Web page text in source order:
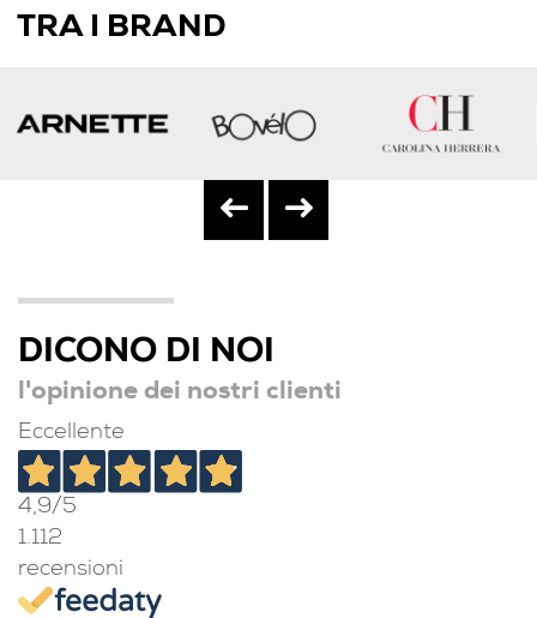
TRA I BRAND
DICONO DI NOI
l'opinione dei nostri clienti
Eccellente
4,9/5
1.112
recensioni